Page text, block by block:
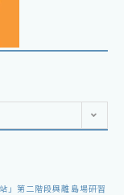
」第二階段與離島場研習